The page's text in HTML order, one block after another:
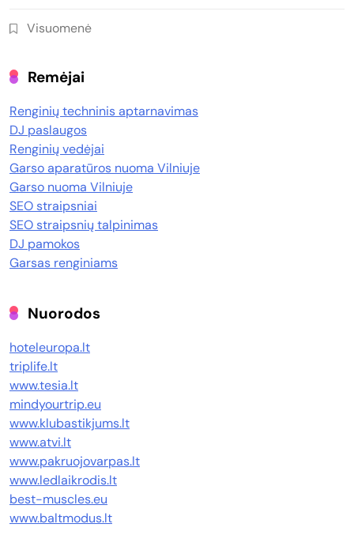
Visuomenė
Remėjai
Renginių techninis aptarnavimas
DJ paslaugos
Renginių vedėjai
Garso aparatūros nuoma Vilniuje
Garso nuoma Vilniuje
SEO straipsniai
SEO straipsnių talpinimas
DJ pamokos
Garsas renginiams
Nuorodos
hoteleuropa.lt
triplife.lt
www.tesia.lt
mindyourtrip.eu
www.klubastikjums.lt
www.atvi.lt
www.pakruojovarpas.lt
www.ledlaikrodis.lt
best-muscles.eu
www.baltmodus.lt